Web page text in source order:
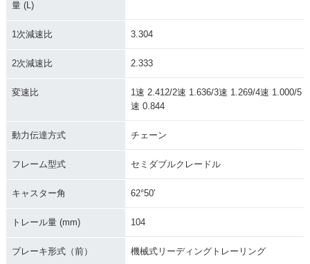
量 (L)
1次減速比 3.304
2次減速比 2.333
変速比
1速 2.412/2速 1.636/3速 1.269/4速 1.000/5
速 0.844
動力伝達方式 チェーン
フレーム型式 セミダブルクレードル
キャスター角 62°50′
トレール量 (mm) 104
ブレーキ形式（前） 機械式リーディングトレーリング